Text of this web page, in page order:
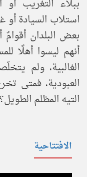
ببلاء التغريب
استلاب السيادة أو
بعض البلدان أقوامٌ
أنهم ليسوا أهلًا
الغالبية، ولم
العبودية، فمتى
التيه المظلم
الافتتاحية